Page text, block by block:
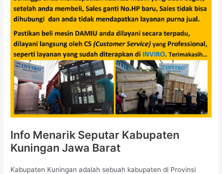
Info Menarik Seputar Kabupaten
Kuningan Jawa Barat
Kabupaten Kuningan adalah sebuah kabupaten di Provinsi